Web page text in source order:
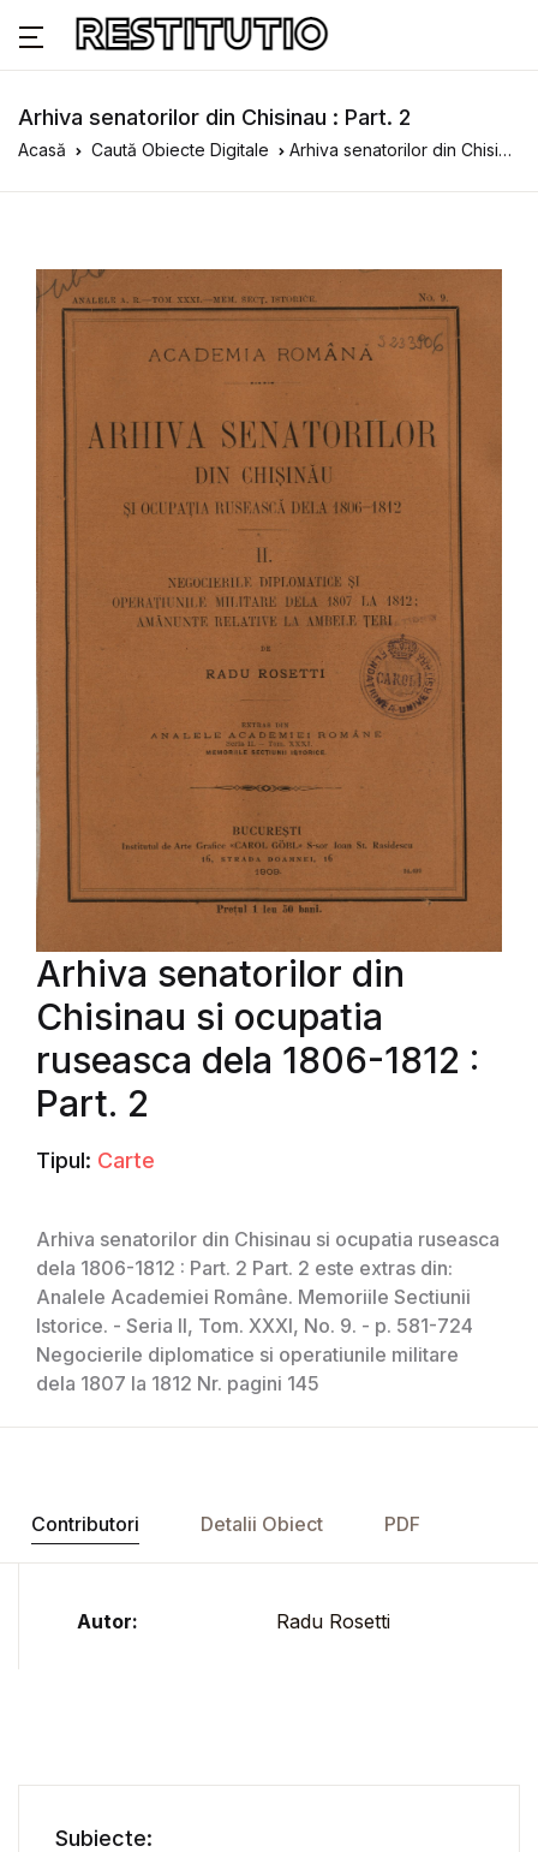
Arhiva senatorilor din Chisinau : Part. 2
Acasă Caută Obiecte Digitale Arhiva senatorilor din Chisinau : Part. 2
Arhiva senatorilor din
Chisinau si ocupatia
ruseasca dela 1806-1812 :
Part. 2
Tipul: Carte
Arhiva senatorilor din Chisinau si ocupatia ruseasca
dela 1806-1812 : Part. 2 Part. 2 este extras din:
Analele Academiei Române. Memoriile Sectiunii
Istorice. - Seria II, Tom. XXXI, No. 9. - p. 581-724
Negocierile diplomatice si operatiunile militare
dela 1807 la 1812 Nr. pagini 145
Contributori Detalii Obiect PDF
Autor: Radu Rosetti
Subiecte: